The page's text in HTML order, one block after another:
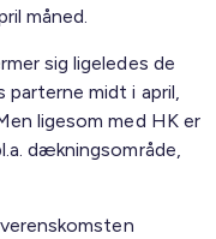
måned.
sig ligeledes de
parterne midt i april,
ligesom med HK er
dækningsområde,